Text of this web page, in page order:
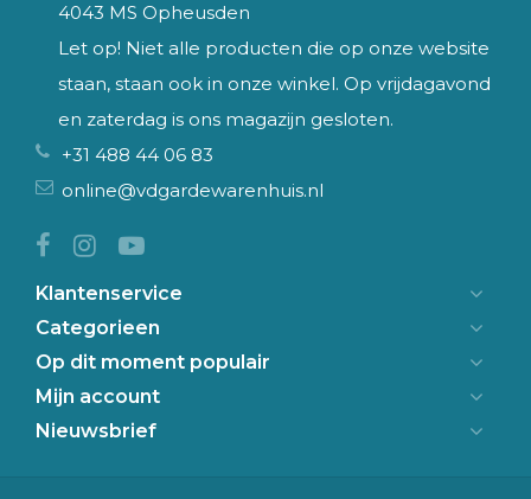
4043 MS Opheusden
Let op! Niet alle producten die op onze website
staan, staan ook in onze winkel. Op vrijdagavond
en zaterdag is ons magazijn gesloten.
+31 488 44 06 83
online@vdgardewarenhuis.nl
Klantenservice
Categorieen
Op dit moment populair
Mijn account
Nieuwsbrief